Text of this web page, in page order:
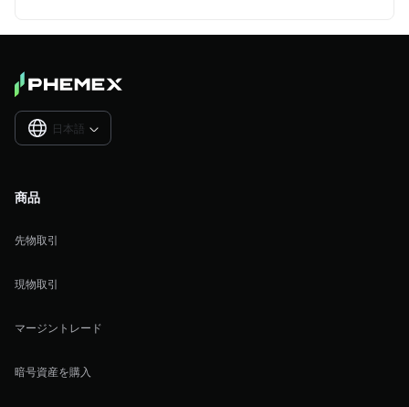
日本語 
商品
先物取引
現物取引
マージントレード
暗号資産を購入